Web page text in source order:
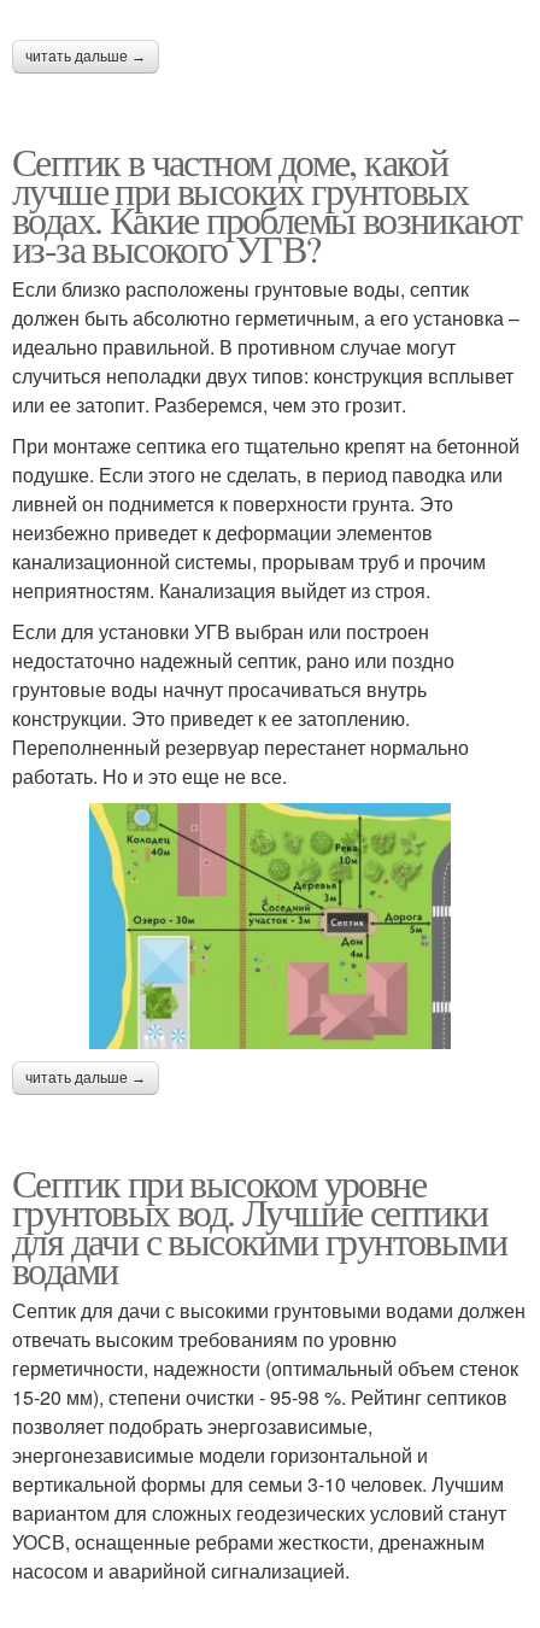
читать дальше →
Септик в частном доме, какой
лучше при высоких грунтовых
водах. Какие проблемы возникают
из-за высокого УГВ?
Если близко расположены грунтовые воды, септик
должен быть абсолютно герметичным, а его установка –
идеально правильной. В противном случае могут
случиться неполадки двух типов: конструкция всплывет
или ее затопит. Разберемся, чем это грозит.
При монтаже септика его тщательно крепят на бетонной
подушке. Если этого не сделать, в период паводка или
ливней он поднимется к поверхности грунта. Это
неизбежно приведет к деформации элементов
канализационной системы, прорывам труб и прочим
неприятностям. Канализация выйдет из строя.
Если для установки УГВ выбран или построен
недостаточно надежный септик, рано или поздно
грунтовые воды начнут просачиваться внутрь
конструкции. Это приведет к ее затоплению.
Переполненный резервуар перестанет нормально
работать. Но и это еще не все.
читать дальше →
Септик при высоком уровне
грунтовых вод. Лучшие септики
для дачи с высокими грунтовыми
водами
Септик для дачи с высокими грунтовыми водами должен
отвечать высоким требованиям по уровню
герметичности, надежности (оптимальный объем стенок
15-20 мм), степени очистки - 95-98 %. Рейтинг септиков
позволяет подобрать энергозависимые,
энергонезависимые модели горизонтальной и
вертикальной формы для семьи 3-10 человек. Лучшим
вариантом для сложных геодезических условий станут
УОСВ, оснащенные ребрами жесткости, дренажным
насосом и аварийной сигнализацией.